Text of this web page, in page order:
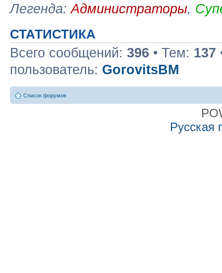
Легенда:Администраторы,
СТАТИСТИКА
Всего сообщений: 396 • Тем: 137
пользователь: GorovitsBM
Список форумов
Русская